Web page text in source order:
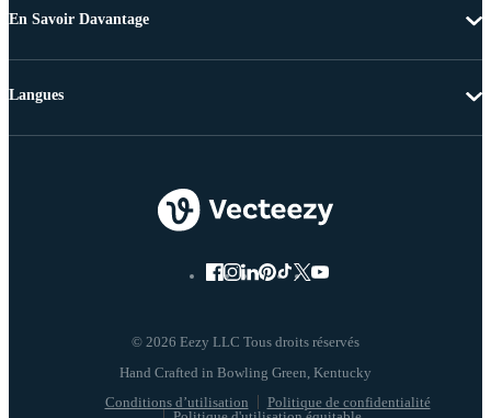
En Savoir Davantage
© 2026 Eezy LLC Tous droits réservés
Conditions d’utilisation
Politique de confidentialité
Langues